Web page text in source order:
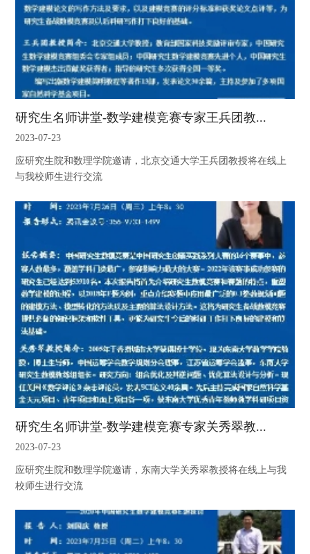
研究生名师讲堂-数学建模竞赛专家王兵团教...
2023-07-23
应研究生院和数理学院邀请，北京交通大学王兵团教授将在线上
与我校师生进行交流
研究生名师讲堂-数学建模竞赛专家关秀翠教...
2023-07-23
应研究生院和数理学院邀请，东南大学关秀翠教授将在线上与我
校师生进行交流